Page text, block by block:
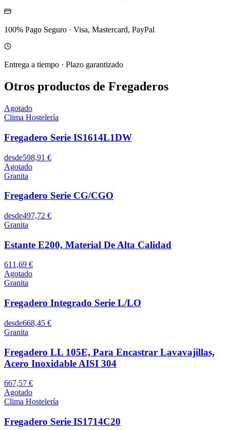
100% Pago Seguro · Visa, Mastercard, PayPal
Entrega a tiempo · Plazo garantizado
Otros productos de Fregaderos
Agotado
Clima Hostelería
Fregadero Serie IS1614L1DW
desde598,91 €
Agotado
Granita
Fregadero Serie CG/CGO
desde497,72 €
Granita
Estante E200, Material De Alta Calidad
611,69 €
Agotado
Granita
Fregadero Integrado Serie L/LO
desde668,45 €
Granita
Fregadero LL 105E, Para Encastrar Lavavajillas,
Acero Inoxidable AISI 304
667,57 €
Agotado
Clima Hostelería
Fregadero Serie IS1714C20